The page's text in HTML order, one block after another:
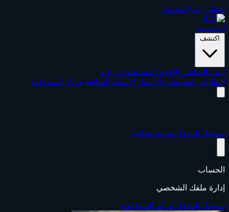
تخطي إلى المحتوى
الرئيسية
اكتشف
البث المباشر الأفلام المسلسلات راديو
الطلبات التطبيقات الأسعار الأسئلة الشائعة مركز المساعدة
تسجيل الدخول تجربة مجانية
الحساب
إدارة ملفك الشخصي
تسجيل الدخول مركز المساعدة